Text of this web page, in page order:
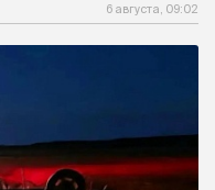
6 августа, 09:02